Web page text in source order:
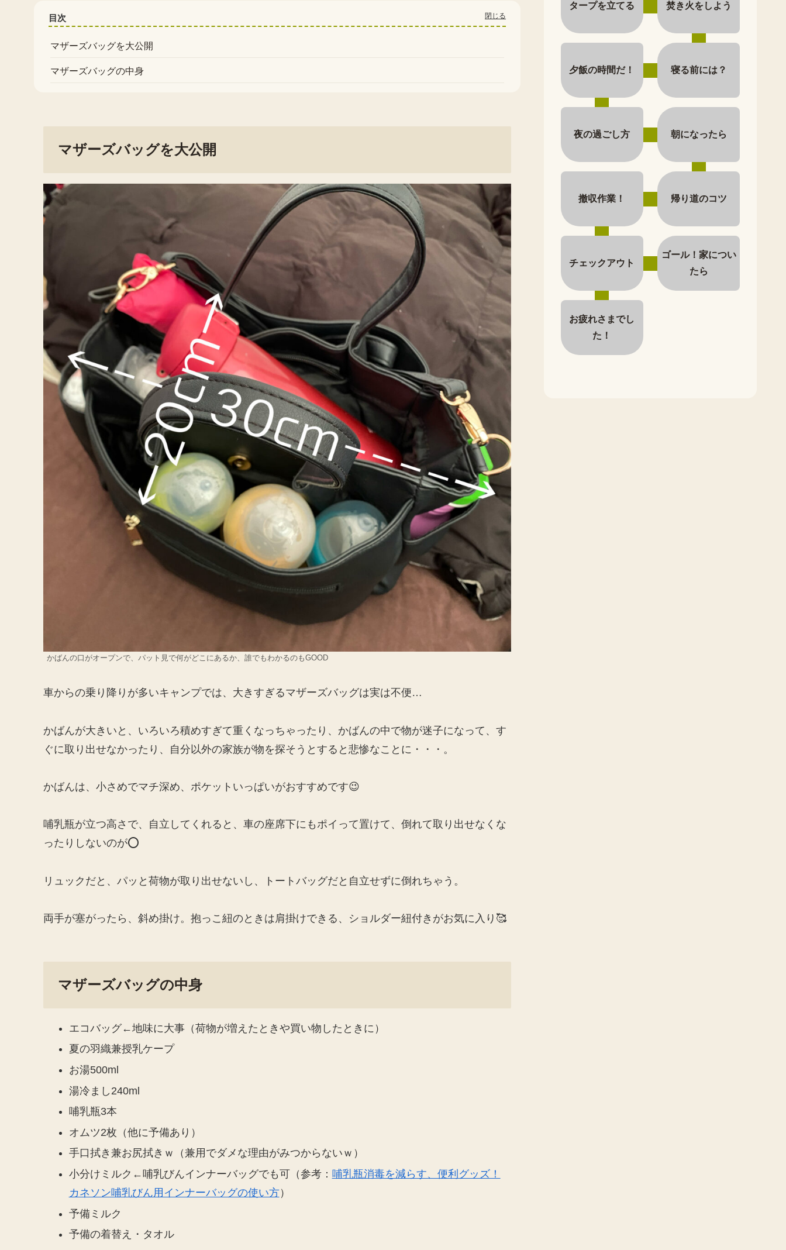
目次
マザーズバッグを大公開
マザーズバッグの中身
マザーズバッグを大公開
かばんの口がオープンで、パット見で何がどこにあるか、誰でもわかるのもGOOD
車からの乗り降りが多いキャンプでは、大きすぎるマザーズバッグは実は不便…
かばんが大きいと、いろいろ積めすぎて重くなっちゃったり、かばんの中で物が迷子になって、す
ぐに取り出せなかったり、自分以外の家族が物を探そうとすると悲惨なことに・・・。
かばんは、小さめでマチ深め、ポケットいっぱいがおすすめです😉
哺乳瓶が立つ高さで、自立してくれると、車の座席下にもポイって置けて、倒れて取り出せなくな
ったりしないのが⭕️
リュックだと、パッと荷物が取り出せないし、トートバッグだと自立せずに倒れちゃう。
両手が塞がったら、斜め掛け。抱っこ紐のときは肩掛けできる、ショルダー紐付きがお気に入り🥰
マザーズバッグの中身
エコバッグ←地味に大事（荷物が増えたときや買い物したときに）
夏の羽織兼授乳ケープ
お湯500ml
湯冷まし240ml
哺乳瓶3本
オムツ2枚（他に予備あり）
手口拭き兼お尻拭きｗ（兼用でダメな理由がみつからないｗ）
小分けミルク←哺乳びんインナーバッグでも可（参考： 哺乳瓶消毒を減らす、便利グッズ！
カネソン哺乳びん用インナーバッグの使い方）
予備ミルク
予備の着替え・タオル
タープを立てる 焚き火をしよう
夕飯の時間だ！ 寝る前には？
夜の過ごし方 朝になったら
撤収作業！ 帰り道のコツ
チェックアウト
ゴール！家につい
たら
お疲れさまでし
た！